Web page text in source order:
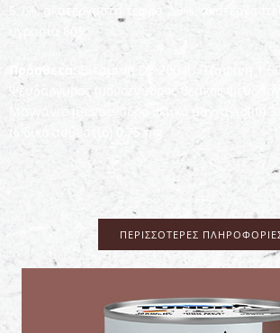
5,7%, ακατέργαστη τέφρα 2,3%, ακατέργαστες
υγρασία 80%
Πρόσθετα:
Βιταμίνη D3 200 IU, Ταυρίνη
Ψευδάργυρος (μονοένυδρος θειικός
Μαγγάνιο (μονοένυδρο θειικό μαγγάνιο(II)) 3
ιωδικό ασβέστιο) 0,75 mg
ΠΕΡΙΣΣΌΤΕΡΕΣ